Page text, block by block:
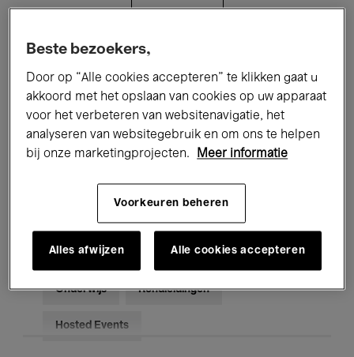
Alle evenementen
Tentoonstellingen Films
Performances Lezingen & Debatten
Jazz Klassieke Muziek Global Music
Voor iedereen Kids’ Palace
Onderwijs Rondleidingen
Hosted Events
Beste bezoekers,
Door op “Alle cookies accepteren” te klikken gaat u
akkoord met het opslaan van cookies op uw apparaat
voor het verbeteren van websitenavigatie, het
analyseren van websitegebruik en om ons te helpen
bij onze marketingprojecten.
Meer informatie
Voorkeuren beheren
Alles afwijzen Alle cookies accepteren